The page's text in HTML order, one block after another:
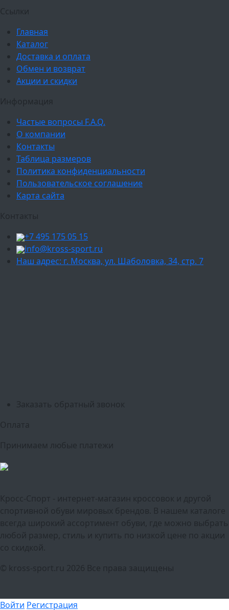
Ссылки
Главная
Каталог
Доставка и оплата
Обмен и возврат
Акции и скидки
Информация
Частые вопросы F.A.Q.
О компании
Контакты
Таблица размеров
Политика конфиденциальности
Пользовательское соглашение
Карта сайта
Контакты
+7 495 175 05 15
info@kross-sport.ru
Наш адрес: г. Москва, ул. Шаболовка, 34, стр. 7
Заказать обратный звонок
Оплата
Принимаем любые платежи
Кросс-Спорт - интернет-магазин кроссовок и другой
спортивной обуви мировых брендов. В нашем каталоге
всегда широкий ассортимент обуви, где можно выбрать
любой размер, стиль и купить по низкой цене по акции
со скидкой.
© kross-sport.ru
2026 Все права защищены
Войти Регистрация